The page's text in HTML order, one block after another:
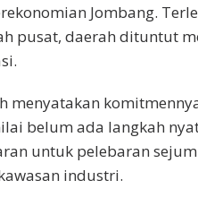
Jombang.
pusat, daerah dituntut
menyatakan
belum ada langkah
untuk pelebaran
industri.